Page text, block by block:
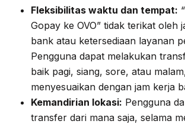
Fleksibilitas waktu dan tempat:
Gopay ke OVO” tidak terikat oleh
bank atau ketersediaan layanan
Pengguna dapat melakukan
baik pagi, siang, sore, atau
menyesuaikan dengan jam kerja
Kemandirian lokasi: Pengguna
transfer dari mana saja, selama